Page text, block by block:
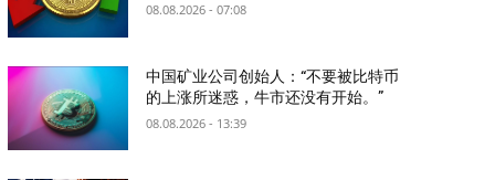
08.08.2026 - 07:08
中国矿业公司创始人：“不要被比特币
的上涨所迷惑，牛市还没有开始。”
08.08.2026 - 13:39